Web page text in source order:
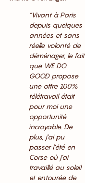
“Vivant à Paris
depuis quelques
années et sans
réelle volonté de
déménager, le fait
que WE DO
GOOD propose
une offre 100%
télétravail était
pour moi une
opportunité
incroyable. De
plus, j’ai pu
passer l’été en
Corse où j’ai
travaillé au soleil
et entourée de